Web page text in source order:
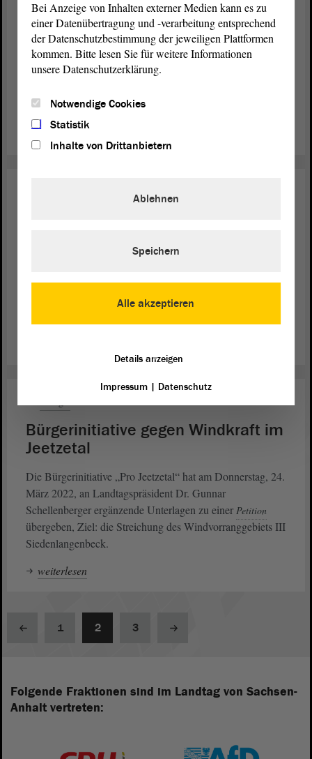
liefern
Die Grünen-Fraktionmachte von ihrem Recht Gebrauch, die
Abgabe eines Berichts über den Stand der
Ausschussberatungen zum nicht abschließend behandelten
Sachsen-Anhalt“ zu verlangen.
weiterlesen
ausgestaltet werden, dass alle Wertschöpfungsketten in der
Energiewirtschaft wirksam überprüft werden könnten. Die
Bürgerinitiative gegen Windkraft im
Jeetzetal
Die Bürgerinitiative „Pro Jeetzetal“ hat am Donnerstag, 24.
März 2022, an Landtagspräsident Dr. Gunnar
Schellenberger ergänzende Unterlagen zu einer Petition
übergeben, Ziel: die Streichung des Windvorranggebiets III
Siedenlangenbeck.
weiterlesen
1 2 3
Folgende Fraktionen sind im Landtag von Sachsen-
Anhalt vertreten:
Bei Anzeige von Inhalten externer Medien kann es zu
einer Datenübertragung und -verarbeitung entsprechend
der Datenschutzbestimmung der jeweiligen Plattformen
kommen. Bitte lesen Sie für weitere Informationen
unsere Datenschutzerklärung.
Notwendige Cookies
Statistik
Inhalte von Drittanbietern
Alle akzeptieren
Ablehnen
Speichern
Details anzeigen
Impressum| Datenschutz